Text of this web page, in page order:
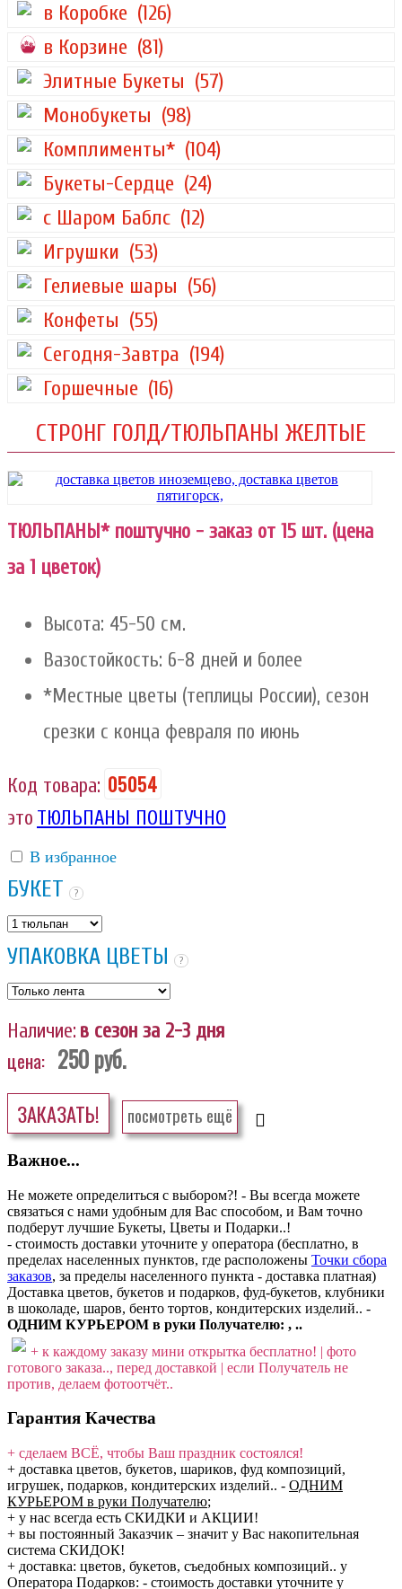
в Коробке (126)
в Корзине (81)
Элитные Букеты (57)
Монобукеты (98)
Комплименты* (104)
Букеты-Сердце (24)
с Шаром Баблс (12)
Игрушки (53)
Гелиевые шары (56)
Конфеты (55)
Сегодня-Завтра (194)
Горшечные (16)
СТРОНГ ГОЛД/ТЮЛЬПАНЫ ЖЕЛТЫЕ
ТЮЛЬПАНЫ* поштучно - заказ от 15 шт. (цена
за 1 цветок)
Высота: 45-50 см.
Вазостойкость: 6-8 дней и более
*Местные цветы (теплицы России), сезон
срезки с конца февраля по июнь
Код товара: 05054
это ТЮЛЬПАНЫ ПОШТУЧНО
В избранное
БУКЕТ ?
УПАКОВКА ЦВЕТЫ ?
Наличие: в сезон за 2-3 дня
цена: 250руб.
ЗАКАЗАТЬ! посмотреть ещё
Важное...
Не можете определиться с выбором?! - Вы всегда можете
связаться с нами удобным для Вас способом, и Вам точно
подберут лучшие Букеты, Цветы и Подарки..!
- стоимость доставки уточните у оператора (бесплатно, в
пределах населенных пунктов, где расположены Точки сбора
заказов, за пределы населенного пункта - доставка платная)
Доставка цветов, букетов и подарков, фуд-букетов, клубники
в шоколаде, шаров, бенто тортов, кондитерских изделий.. -
ОДНИМ КУРЬЕРОМ в руки Получателю: , ..
+ к каждому заказу мини открытка бесплатно! | фото
готового заказа.., перед доставкой | если Получатель не
против, делаем фотоотчёт..
Гарантия Качества
+ сделаем ВСЁ, чтобы Ваш праздник состоялся!
+ доставка цветов, букетов, шариков, фуд композиций,
игрушек, подарков, кондитерских изделий.. - ОДНИМ
КУРЬЕРОМ в руки Получателю;
+ у нас всегда есть СКИДКИ и АКЦИИ!
+ вы постоянный Заказчик – значит у Вас накопительная
система СКИДОК!
+ доставка: цветов, букетов, съедобных композиций.. у
Оператора Подарков: - стоимость доставки уточните у